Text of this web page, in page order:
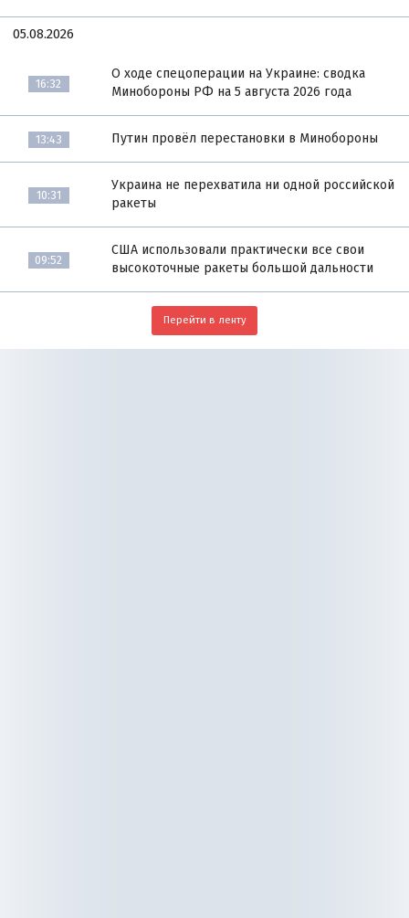
05.08.2026
16:32
О ходе спецоперации на Украине: сводка
Минобороны РФ на 5 августа 2026 года
13:43 Путин провёл перестановки в Минобороны
10:31
Украина не перехватила ни одной российской
ракеты
09:52
США использовали практически все свои
высокоточные ракеты большой дальности
Перейти в ленту